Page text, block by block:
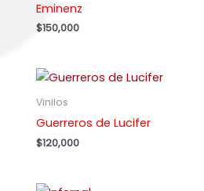
Eminenz
$150,000
Vinilos
Guerreros de Lucifer
$120,000